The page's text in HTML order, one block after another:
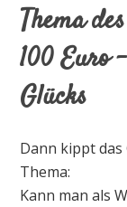
Thema
100 Euro
Glücks
Dann kippt
Thema:
Kann man als